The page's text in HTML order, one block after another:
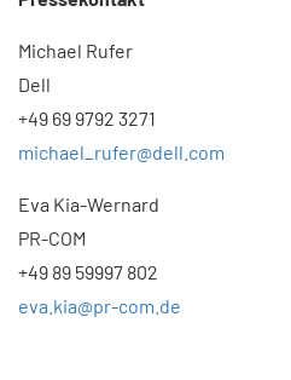
Michael Rufer
Dell
+49 69 9792 3271
michael_rufer@dell.com
Eva Kia-Wernard
PR-COM
+49 89 59997 802
eva.kia@pr-com.de